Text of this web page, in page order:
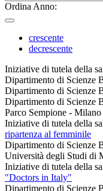
Ordina Anno:
crescente
decrescente
Iniziative di tutela della
Dipartimento di Scienze
Dipartimento di Scienze
Dipartimento di Scienze
Parco Sempione -
Iniziative di tutela della
ripartenza al femminile
Dipartimento di Scienze
Università degli Studi di
Iniziative di tutela della
"Doctors in Italy"
Dipartimento di Scienze